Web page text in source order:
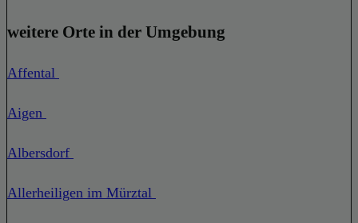
weitere Orte in der Umgebung
Affental
Aigen
Albersdorf
Allerheiligen im Mürztal